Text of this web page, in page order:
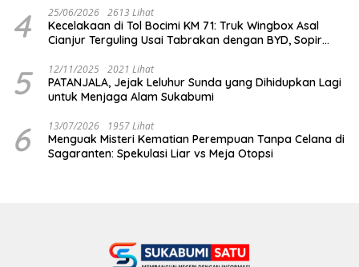
4 25/06/2026 2613 Lihat
Kecelakaan di Tol Bocimi KM 71: Truk Wingbox Asal
Cianjur Terguling Usai Tabrakan dengan BYD, Sopir
5 12/11/2025 2021 Lihat
PATANJALA, Jejak Leluhur Sunda yang Dihidupkan Lagi
untuk Menjaga Alam Sukabumi
6 13/07/2026 1957 Lihat
Menguak Misteri Kematian Perempuan Tanpa Celana di
Sagaranten: Spekulasi Liar vs Meja Otopsi